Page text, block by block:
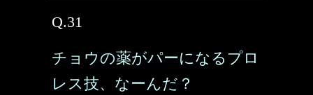
Q.31
チョウの薬がパーになるプロ
レス技、なーんだ？